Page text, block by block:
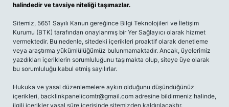
halindedir ve tavsiye niteliği taşımazlar.
Sitemiz, 5651 Sayılı Kanun gereğince Bilgi Teknolojileri ve İletişim
Kurumu (BTK) tarafından onaylanmış bir Yer Sağlayıcı olarak hizmet
vermektedir. Bu nedenle, sitedeki içerikleri proaktif olarak denetleme
veya araştırma yükümlülüğümüz bulunmamaktadır. Ancak, üyelerimiz
yazdıkları içeriklerin sorumluluğunu taşımakta olup, siteye üye olarak
bu sorumluluğu kabul etmiş sayılırlar.
Hukuka ve yasal düzenlemelere aykırı olduğunu düşündüğünüz
içerikleri, backlinkpanelicomtr@gmail.com adresine bildirmeniz halinde,
ilgili içerikler yasal süre içerisinde sitemizden kaldırılacaktır.